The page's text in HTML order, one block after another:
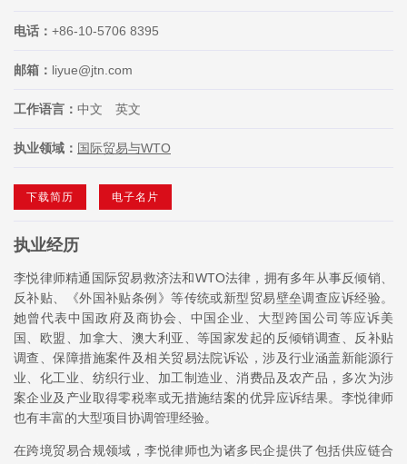
电话： +86-10-5706 8395
邮箱： liyue@jtn.com
工作语言： 中文 英文
执业领域： 国际贸易与WTO
下载简历 电子名片
执业经历
李悦律师精通国际贸易救济法和WTO法律，拥有多年从事反倾销、
反补贴、《外国补贴条例》等传统或新型贸易壁垒调查应诉经验。
她曾代表中国政府及商协会、中国企业、大型跨国公司等应诉美
国、欧盟、加拿大、澳大利亚、等国家发起的反倾销调查、反补贴
调查、保障措施案件及相关贸易法院诉讼，涉及行业涵盖新能源行
业、化工业、纺织行业、加工制造业、消费品及农产品，多次为涉
案企业及产业取得零税率或无措施结案的优异应诉结果。李悦律师
也有丰富的大型项目协调管理经验。
在跨境贸易合规领域，李悦律师也为诸多民企提供了包括供应链合